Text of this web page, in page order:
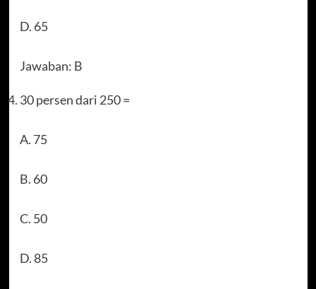
D. 65
Jawaban: B
30 persen dari 250 =
A. 75
B. 60
C. 50
D. 85